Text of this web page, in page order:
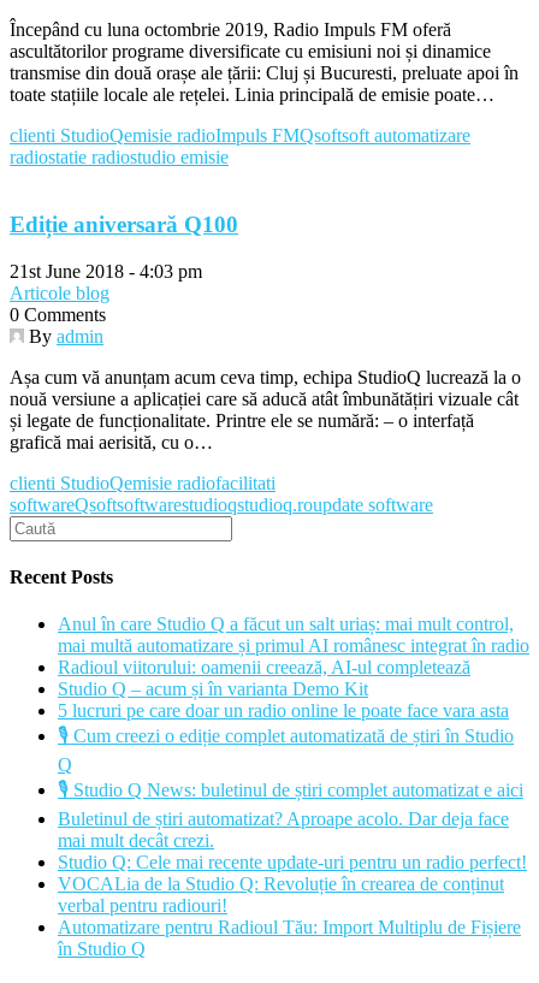
Începând cu luna octombrie 2019, Radio Impuls FM oferă
ascultătorilor programe diversificate cu emisiuni noi și dinamice
transmise din două orașe ale țării: Cluj și Bucuresti, preluate apoi în
toate stațiile locale ale rețelei. Linia principală de emisie poate…
clienti StudioQemisie radioImpuls FMQsoftsoft automatizare
radiostatie radiostudio emisie
Ediție aniversară Q100
21st June 2018 - 4:03 pm
Articole blog
0 Comments
By admin
Așa cum vă anunțam acum ceva timp, echipa StudioQ lucrează la o
nouă versiune a aplicației care să aducă atât îmbunătățiri vizuale cât
și legate de funcționalitate. Printre ele se numără: – o interfață
grafică mai aerisită, cu o…
clienti StudioQemisie radiofacilitati
softwareQsoftsoftwarestudioqstudioq.roupdate software
Recent Posts
Anul în care Studio Q a făcut un salt uriaș: mai mult control,
mai multă automatizare și primul AI românesc integrat în radio
Radioul viitorului: oamenii creează, AI-ul completează
Studio Q – acum și în varianta Demo Kit
5 lucruri pe care doar un radio online le poate face vara asta
🎙️ Cum creezi o ediție complet automatizată de știri în Studio
Q
🎙️ Studio Q News: buletinul de știri complet automatizat e aici
Buletinul de știri automatizat? Aproape acolo. Dar deja face
mai mult decât crezi.
Studio Q: Cele mai recente update-uri pentru un radio perfect!
VOCALia de la Studio Q: Revoluție în crearea de conținut
verbal pentru radiouri!
Automatizare pentru Radioul Tău: Import Multiplu de Fișiere
în Studio Q